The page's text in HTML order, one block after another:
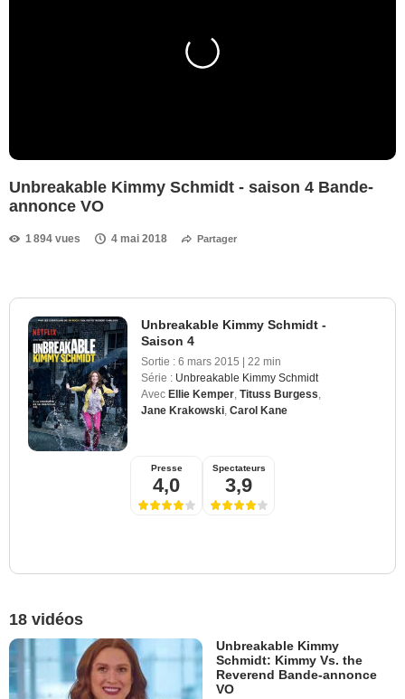
Unbreakable Kimmy Schmidt - saison 4 Bande-
annonce VO
1 894 vues 4 mai 2018 Partager
Unbreakable Kimmy Schmidt -
Saison 4
Sortie : 6 mars 2015 | 22 min
Série : Unbreakable Kimmy Schmidt
Avec Ellie Kemper Tituss Burgess
Jane Krakowski Carol Kane
Presse
4,0
Spectateurs
3,9
18 vidéos
Unbreakable Kimmy
Schmidt: Kimmy Vs. the
Reverend Bande-annonce
VO